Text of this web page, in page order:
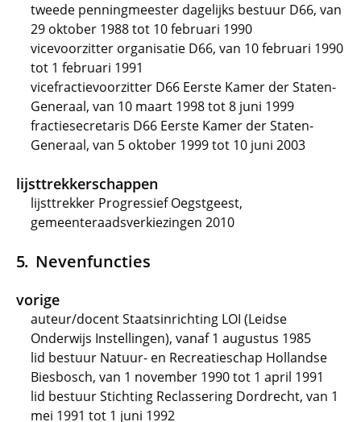
tweede penningmeester dagelijks bestuur D66, van
29 oktober 1988 tot 10 februari 1990
vicevoorzitter organisatie D66, van 10 februari 1990
tot 1 februari 1991
vicefractievoorzitter D66 Eerste Kamer der Staten-
Generaal, van 10 maart 1998 tot 8 juni 1999
fractiesecretaris D66 Eerste Kamer der Staten-
Generaal, van 5 oktober 1999 tot 10 juni 2003
lijsttrekkerschappen
lijsttrekker Progressief Oegstgeest,
gemeenteraadsverkiezingen 2010
Nevenfuncties
vorige
auteur/docent Staatsinrichting LOI (Leidse
Onderwijs Instellingen), vanaf 1 augustus 1985
lid bestuur Natuur- en Recreatieschap Hollandse
Biesbosch, van 1 november 1990 tot 1 april 1991
lid bestuur Stichting Reclassering Dordrecht, van 1
mei 1991 tot 1 juni 1992